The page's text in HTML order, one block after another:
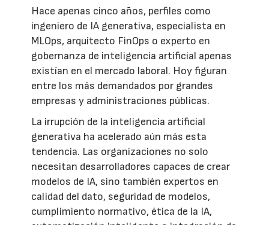
Hace apenas cinco años, perfiles como
ingeniero de IA generativa, especialista en
MLOps, arquitecto FinOps o experto en
gobernanza de inteligencia artificial apenas
existían en el mercado laboral. Hoy figuran
entre los más demandados por grandes
empresas y administraciones públicas.
La irrupción de la inteligencia artificial
generativa ha acelerado aún más esta
tendencia. Las organizaciones no solo
necesitan desarrolladores capaces de crear
modelos de IA, sino también expertos en
calidad del dato, seguridad de modelos,
cumplimiento normativo, ética de la IA,